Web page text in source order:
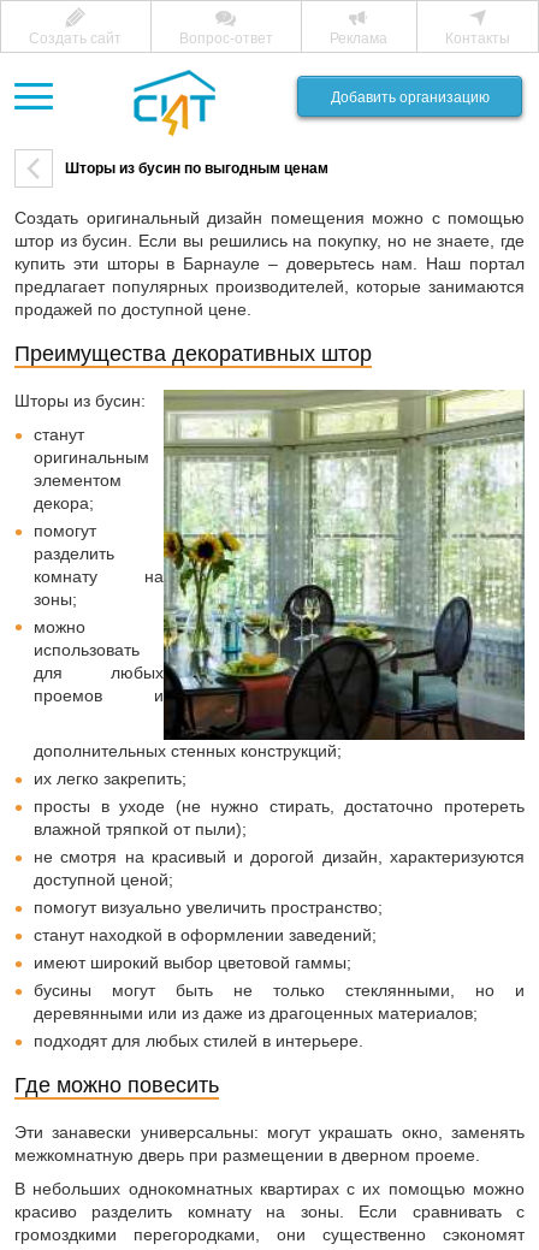
Создать сайт Вопрос-ответ Реклама Контакты
Добавить организацию
Шторы из бусин по выгодным ценам
Создать оригинальный дизайн помещения можно с помощью
штор из бусин. Если вы решились на покупку, но не знаете, где
купить эти шторы в Барнауле – доверьтесь нам. Наш портал
предлагает популярных производителей, которые занимаются
продажей по доступной цене.
Преимущества декоративных штор
Шторы из бусин:
станут
оригинальным
элементом
декора;
помогут
разделить
комнату на
зоны;
можно
использовать
для любых
проемов и
дополнительных стенных конструкций;
их легко закрепить;
просты в уходе (не нужно стирать, достаточно протереть
влажной тряпкой от пыли);
не смотря на красивый и дорогой дизайн, характеризуются
доступной ценой;
помогут визуально увеличить пространство;
станут находкой в оформлении заведений;
имеют широкий выбор цветовой гаммы;
бусины могут быть не только стеклянными, но и
деревянными или из даже из драгоценных материалов;
подходят для любых стилей в интерьере.
Где можно повесить
Эти занавески универсальны: могут украшать окно, заменять
межкомнатную дверь при размещении в дверном проеме.
В небольших однокомнатных квартирах с их помощью можно
красиво разделить комнату на зоны. Если сравнивать с
громоздкими перегородками, они существенно сэкономят